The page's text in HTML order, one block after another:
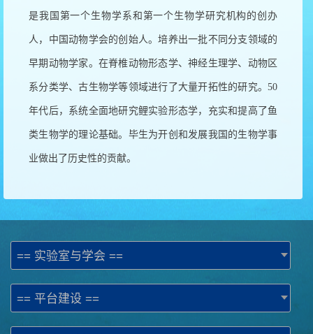
是我国第一个生物学系和第一个生物学研究机构的创办
人，中国动物学会的创始人。培养出一批不同分支领域的
早期动物学家。在脊椎动物形态学、神经生理学、动物区
系分类学、古生物学等领域进行了大量开拓性的研究。 50
年代后，系统全面地研究鲤实验形态学，充实和提高了鱼
类生物学的理论基础。毕生为开创和发展我国的生物学事
业做出了历史性的贡献。
== 实验室与学会 ==
== 平台建设 ==